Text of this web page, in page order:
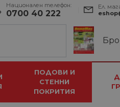
Национален телефон:
0700 40 222
Ел.
ПОДОВИ И
СТЕННИ
ПОКРИТИЯ